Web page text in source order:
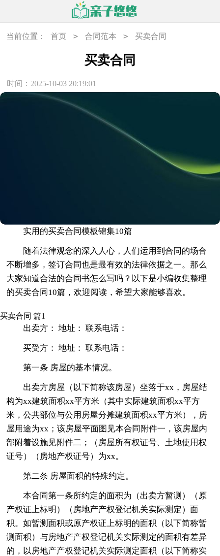
当前位置： 首页 > 合同范本 > 买卖合同
买卖合同
时间：2025-10-03 20:19:01
实用的买卖合同模板锦集10篇
随着法律观念的深入人心，人们运用到合同的场合
不断增多，签订合同也是最有效的法律依据之一。那么
大家知道合法的合同书怎么写吗？以下是小编收集整理
的买卖合同10篇，欢迎阅读，希望大家能够喜欢。
买卖合同 篇1
出卖方： 地址： 联系电话：
买受方： 地址： 联系电话：
第一条 房屋的基本情况。
出卖方房屋（以下简称该房屋）坐落于xx，房屋结
构为xx建筑面积xx平方米（其中实际建筑面积xx平方
米，公共部位与公用房屋分摊建筑面积xx平方米），房
屋用途为xx；该房屋平面图见本合同附件一，该房屋内
部附着设施见附件二；（房屋所有权证号、土地使用权
证号）（房地产权证号）为xx。
第二条 房屋面积的特殊约定。
本合同第一条所约定的面积为（出卖方暂测）（原
产权证上标明）（房地产产权登记机关实际测定）面
积。如暂测面积或原产权证上标明的面积（以下简称暂
测面积）与房地产产权登记机关实际测定的面积有差异
的，以房地产产权登记机关实际测定面积（以下简称实